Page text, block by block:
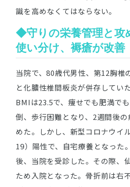
識を高めなくてはならない。
◆守りの栄養管理と攻
使い分け、褥瘡が改善
当院で、80歳代男性、第12胸椎
と化膿性椎間板炎が併存してい
BMIは23.5で、痩せでも肥満で
倒、歩行困難となり、2週間後
めた。しかし、新型コロナウイ
19）陽性で、自宅療養となった
後、当院を受診した。その際、
ため入院となった。骨折前は右